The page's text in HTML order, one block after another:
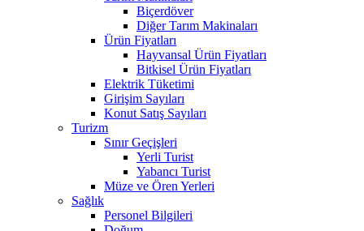
Biçerdöver
Diğer Tarım Makinaları
Ürün Fiyatları
Hayvansal Ürün Fiyatları
Bitkisel Ürün Fiyatları
Elektrik Tüketimi
Girişim Sayıları
Konut Satış Sayıları
Turizm
Sınır Geçişleri
Yerli Turist
Yabancı Turist
Müze ve Ören Yerleri
Sağlık
Personel Bilgileri